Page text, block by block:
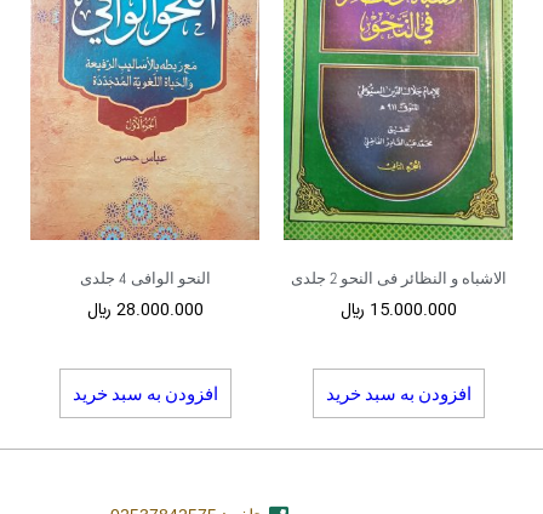
الاشباه و النظائر فی النحو 2 جلدی
15.000.000 ﷼
افزودن به سبد خرید
النحو الوافی 4 جلدی
28.000.000 ﷼
افزودن به سبد خرید